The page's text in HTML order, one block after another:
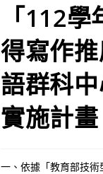
「112
得寫作
語群科
實施計
一、依據「教育部技